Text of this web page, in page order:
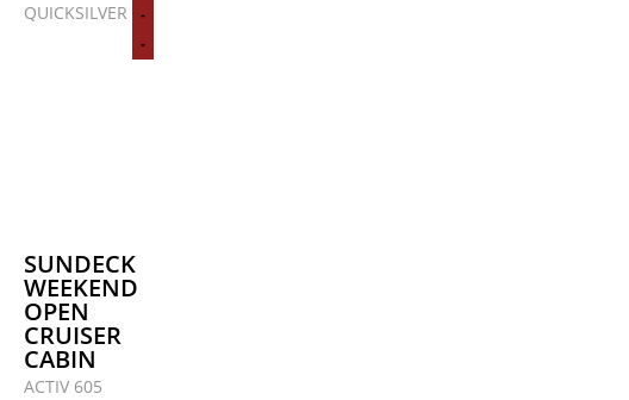
NORDKAPP AVANT
QUICKSILVER
SUNDECK
WEEKEND
OPEN
CRUISER
CABIN
ACTIV 605